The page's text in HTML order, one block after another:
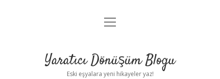
Anasayfa
Yasal Uyarı
menüyü
Yaratıcı Dönüşüm Blogu
Eski eşyalara yeni hikayeler yaz!